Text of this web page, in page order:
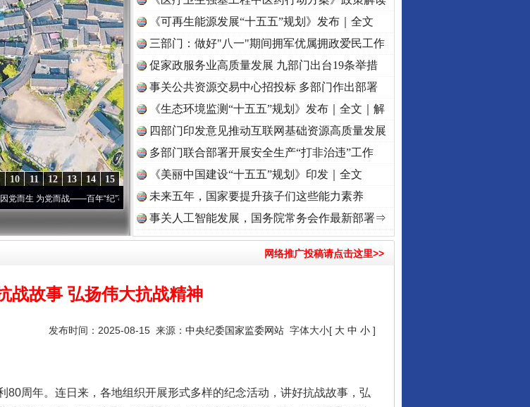
15
14
13
12
11
10
战——百年“纪”事⑧加强纪律..·[视频]牢记初心使命 奋进复兴征程丨“转折之城”激荡..·[视频]牢记初心使命 奋进复兴征程丨红船起航处 潮起..
《可再生能源发展“十五五”规划》发布｜全文
三部门：做好"八一"期间拥军优属拥政爱民工作
促家政服务业高质量发展 九部门出台19条举措
事关公共资源交易中心招投标 多部门作出部署
《生态环境监测“十五五”规划》发布｜全文｜解
读
四部门印发意见推动互联网基础资源高质量发展
多部门联合部署开展安全生产“打非治违”工作
《美丽中国建设“十五五”规划》印发｜全文
未来五年，国家要提升孩子们这些能力素养
事关人工智能发展，国务院常务会作最新部署⇒
网络推广投稿请点击这里>>
战故事 弘扬伟大抗战精神
发布时间：2025-08-15 来源： 中央纪委国家监委网站 字体大小[ 大 中 小 ]
周年。连日来，各地组织开展形式多样的纪念活动，讲好抗战故事，弘